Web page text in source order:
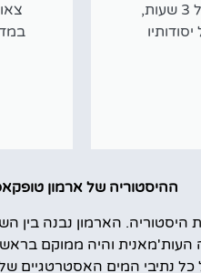
סיור מקיף ומעמיק בקבוצה קטנה, באורך של 3 שעות,
ההיסטוריה של ארמון
והיה ממוקם בראש
נתיבי המים האסטרטגיים של